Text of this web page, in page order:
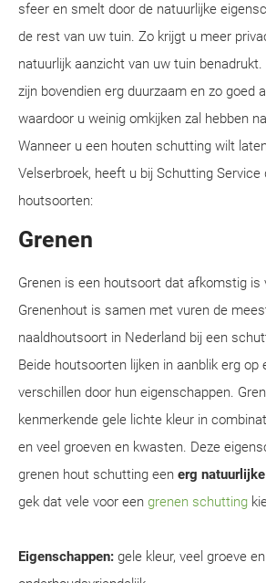
sfeer en smelt door de natuurlijke
de rest van uw tuin. Zo krijgt u meer
natuurlijk aanzicht van uw tuin
zijn bovendien erg duurzaam en zo goed
waardoor u weinig omkijken zal hebben
Wanneer u een houten schutting wilt
Velserbroek, heeft u bij Schutting Service
houtsoorten:
Grenen
Grenen is een houtsoort dat afkomstig is
Grenenhout is samen met vuren de
naaldhoutsoort in Nederland bij een
Beide houtsoorten lijken in aanblik erg op
verschillen door hun eigenschappen.
kenmerkende gele lichte kleur in
en veel groeven en kwasten. Deze
grenen hout schutting een erg
gek dat vele voor een grenen schutting
Eigenschappen: gele kleur, veel groeve